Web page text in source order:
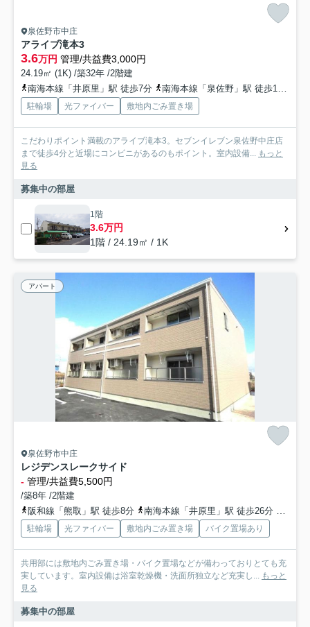
泉佐野市中庄
アライブ滝本3
3.6万円 管理/共益費3,000円
24.19㎡ (1K) /築32年 /2階建
南海本線「井原里」駅 徒歩7分
南海本線「泉佐野」駅 徒歩18分
駐輪場 光ファイバー 敷地内ごみ置き場
こだわりポイント満載のアライブ滝本3。セブンイレブン泉佐野中庄店
まで徒歩4分と近場にコンビニがあるのもポイント。室内設備... もっと
見る
募集中の部屋
1階
3.6万円
1階 / 24.19㎡ / 1K
アパート
泉佐野市中庄
レジデンスレークサイド
- 管理/共益費5,500円
/築8年 /2階建
阪和線「熊取」駅 徒歩8分
南海本線「井原里」駅 徒歩26分 阪和
駐輪場 光ファイバー 敷地内ごみ置き場 バイク置場あり
共用部には敷地内ごみ置き場・バイク置場などが備わっておりとても充
実しています。室内設備は浴室乾燥機・洗面所独立など充実し... もっと
見る
募集中の部屋